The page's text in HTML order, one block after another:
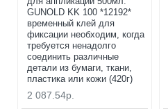
GUNOLD KK 100 *12192*
временный клей для
фиксации необходим, когда
требуется ненадолго
соединить различные
детали из бумаги, ткани,
пластика или кожи (420г)
2 087.54р.